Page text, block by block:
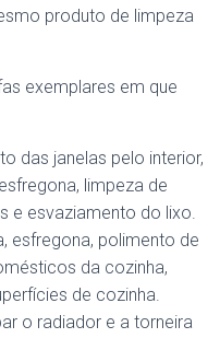
produto de limpeza
exemplares em que
das janelas pelo interior,
limpeza de
e esvaziamento do lixo.
esfregona, polimento de
da cozinha,
de cozinha.
o radiador e a torneira